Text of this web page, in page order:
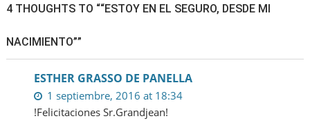
El
de
4 THOUGHTS TO ““ESTOY EN EL SEGURO, DESDE MI
NACIMIENTO””
ESTHER GRASSO DE PANELLA
1 septiembre, 2016 at 18:34
!Felicitaciones Sr.Grandjean!